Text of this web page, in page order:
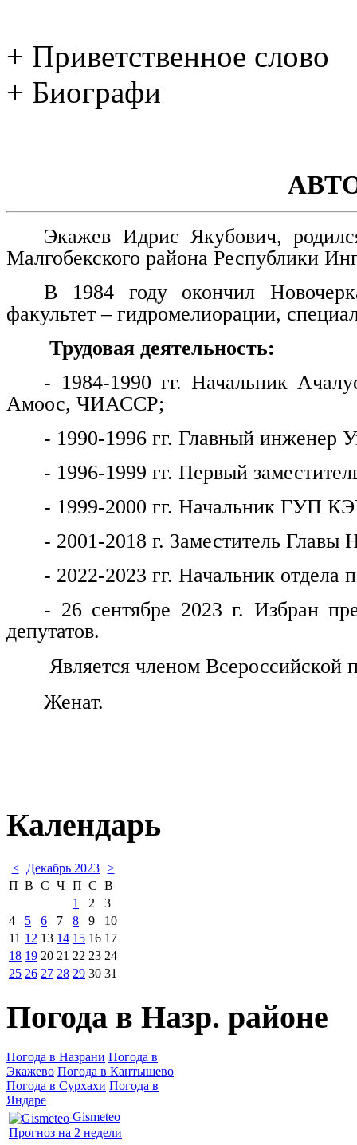
+ Приветственное слово
+ Биографи
Экажев Идрис Якубович,
Малгобекского района Республики
В 1984 году окончил
факультет – гидромелиорации,
Трудовая деятельность:
- 1984-1990 гг. Начальник
Амоос, ЧИАССР;
- 1990-1996 гг. Главный
- 1996-1999 гг. Первый
- 1999-2000 гг. Начальник ГУП
- 2001-2018 г. Заместитель Главы
- 2022-2023 гг. Начальник
- 26 сентябре 2023 г. Избран
депутатов.
Является членом Всероссийской
Женат.
Календарь
< Декабрь 2023 >
П В С Ч П С В
1
2
3
4
5 6 7 8 9
10
11 12 13 14 15 16 17
18 19 20 21 22 23 24
25 26 27 28 29 30 31
Погода в Назр. районе
Погода в Назрани Погода в
Экажево Погода в Кантышево
Погода в Сурхахи Погода в
Яндаре
Gismeteo
Прогноз на 2 недели